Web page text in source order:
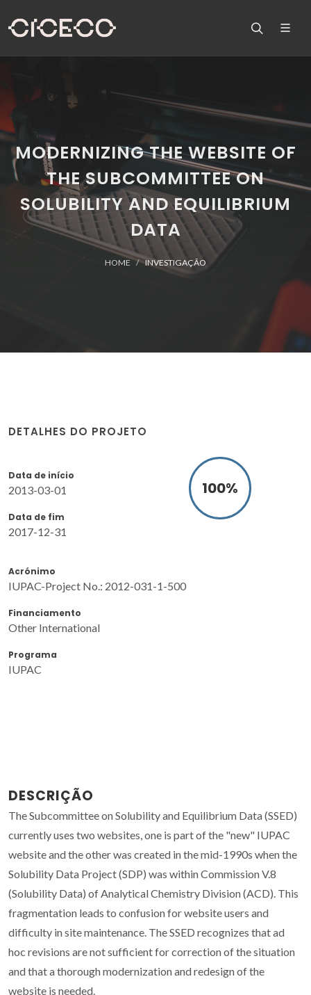
MODERNIZING THE WEBSITE OF
THE SUBCOMMITTEE ON
SOLUBILITY AND EQUILIBRIUM
DATA
HOME INVESTIGAÇÃO
DETALHES DO PROJETO
Data de início
2013-03-01
Data de fim
2017-12-31
100%
Acrónimo
IUPAC-Project No.: 2012-031-1-500
Financiamento
Other International
Programa
IUPAC
DESCRIÇÃO
The Subcommittee on Solubility and Equilibrium Data (SSED)
currently uses two websites, one is part of the "new" IUPAC
website and the other was created in the mid-1990s when the
Solubility Data Project (SDP) was within Commission V.8
(Solubility Data) of Analytical Chemistry Division (ACD). This
fragmentation leads to confusion for website users and
difficulty in site maintenance. The SSED recognizes that ad
hoc revisions are not sufficient for correction of the situation
and that a thorough modernization and redesign of the
website is needed.